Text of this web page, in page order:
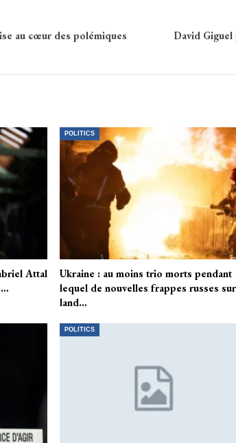
au cœur des polémiques
David Giguel
Attal
POLITICS
Ukraine : au moins trio morts pendant
lequel de nouvelles frappes russes
land…
POLITICS